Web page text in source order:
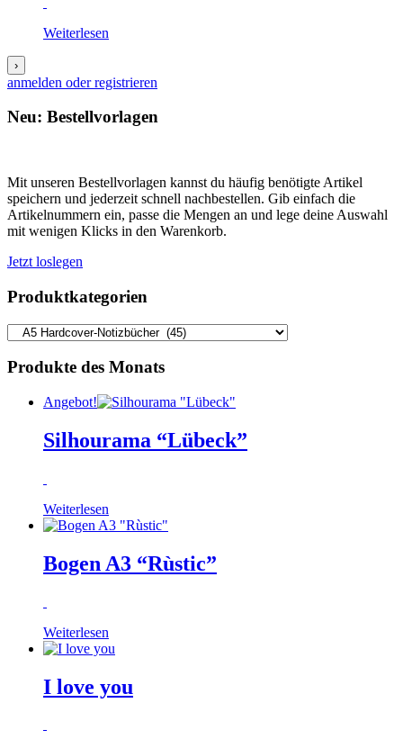
Weiterlesen
›
anmelden oder registrieren
Neu: Bestellvorlagen
Mit unseren Bestellvorlagen kannst du häufig benötigte Artikel
speichern und jederzeit schnell nachbestellen. Gib einfach die
Artikelnummern ein, passe die Mengen an und lege deine Auswahl
mit wenigen Klicks in den Warenkorb.
Jetzt loslegen
Produktkategorien
Produkte des Monats
Angebot!
Silhourama “Lübeck”
Weiterlesen
Bogen A3 “Rùstic”
Weiterlesen
I love you